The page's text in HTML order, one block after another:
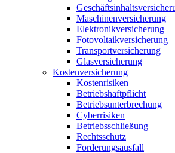
Maschinenversicherung
Elektronikversicherung
Fotovoltaikversicherung
Transportversicherung
Glasversicherung
Kostenversicherung
Kostenrisiken
Betriebshaftpflicht
Betriebsunterbrechung
Cyberrisiken
Betriebsschließung
Rechtsschutz
Forderungsausfall